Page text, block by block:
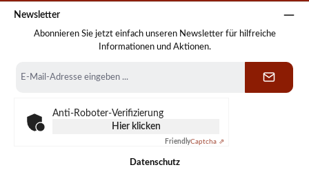
Newsletter
Abonnieren Sie jetzt einfach unseren Newsletter für hilfreiche
Informationen und Aktionen.
Mail-
Anti-Roboter-Verifizierung
Hier klicken
FriendlyCaptcha ⇗
Datenschutz